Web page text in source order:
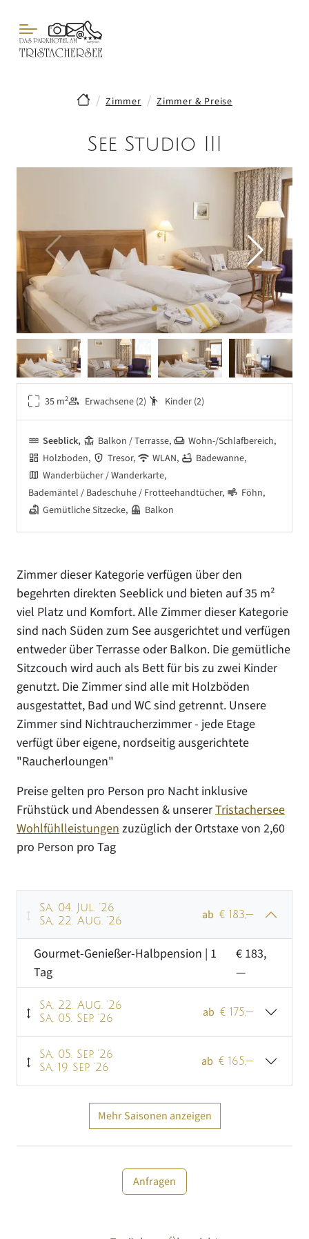
Zimmer Zimmer & Preise
See Studio III
35 m2 Erwachsene (2) Kinder (2)
Seeblick Balkon / Terrasse
Wohn-/Schlafbereich
Holzboden
Tresor WLAN
Badewanne
Wanderbücher / Wanderkarte
Bademäntel / Badeschuhe / Frotteehandtücher
Föhn
Gemütliche Sitzecke
Balkon
Zimmer dieser Kategorie verfügen über den
begehrten direkten Seeblick und bieten auf 35 m²
viel Platz und Komfort. Alle Zimmer dieser Kategorie
sind nach Süden zum See ausgerichtet und verfügen
entweder über Terrasse oder Balkon. Die gemütliche
Sitzcouch wird auch als Bett für bis zu zwei Kinder
genutzt. Die Zimmer sind alle mit Holzböden
ausgestattet, Bad und WC sind getrennt. Unsere
Zimmer sind Nichtraucherzimmer - jede Etage
verfügt über eigene, nordseitig ausgerichtete
"Raucherloungen"
Preise gelten pro Person pro Nacht inklusive
Frühstück und Abendessen & unsererTristachersee
Wohlfühlleistungenzuzüglich der Ortstaxe von 2,60
pro Person pro Tag
Sa, 04. Jul. '26
Sa, 22. Aug. '26
ab € 183,—
Gourmet-Genießer-Halbpension | 1
Tag
€ 183,
—
Sa, 22. Aug. '26
Sa, 05. Sep. '26
ab € 175,—
Gourmet-Genießer-Halbpension
Tag
—
Sa, 05. Sep. '26
Sa, 19. Sep. '26
ab € 165,—
Gourmet-Genießer-Halbpension| 1
Mehr Saisonen anzeigen
Anfragen